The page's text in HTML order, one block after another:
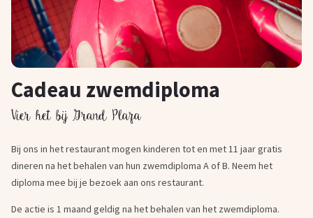
Cadeau zwemdiploma
Vier het bij Grand Plaza
Bij ons in het restaurant mogen kinderen tot en met 11 jaar gratis
dineren na het behalen van hun zwemdiploma A of B. Neem het
diploma mee bij je bezoek aan ons restaurant.
De actie is 1 maand geldig na het behalen van het zwemdiploma.